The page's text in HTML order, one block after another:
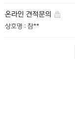
온라인 견적문의
상호명 : 참**